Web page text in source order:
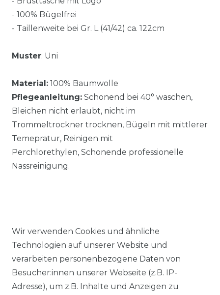
- 100% Bügelfrei
- Taillenweite bei Gr. L (41/42) ca. 122cm
Muster: Uni
Material: 100% Baumwolle
Pflegeanleitung: Schonend bei 40° waschen,
Bleichen nicht erlaubt, nicht im
Trommeltrockner trocknen, Bügeln mit mittlerer
Temepratur, Reinigen mit
Perchlorethylen, Schonende professionelle
Nassreinigung.
Ähnlicher Artikel
Casa Moda - Comfort Fit -
Bügelfreies Herren Business
Wir verwenden Cookies und ähnliche
Technologien auf unserer Website und
verarbeiten personenbezogene Daten von
Besucher:innen unserer Webseite (z.B. IP-
Adresse), um z.B. Inhalte und Anzeigen zu